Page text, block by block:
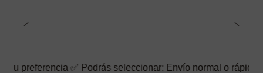
✅ Podrás seleccionar: Envío normal o rápido ☑️